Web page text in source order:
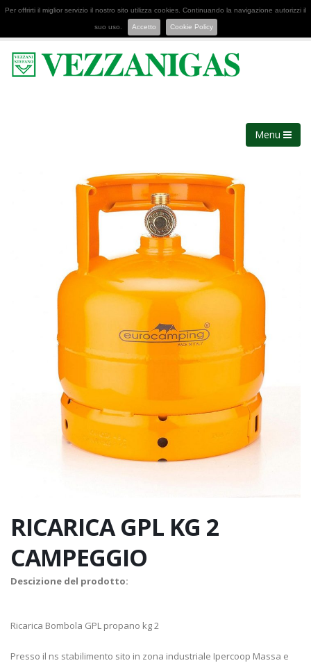
Per offrirti il miglior servizio il nostro sito utilizza cookies. Continuando la navigazione autorizzi il
suo uso. Accetto Cookie Policy
Menu
RICARICA GPL KG 2
CAMPEGGIO
Descizione del prodotto:
Ricarica Bombola GPL propano kg 2
Presso il ns stabilimento sito in zona industriale Ipercoop Massa e